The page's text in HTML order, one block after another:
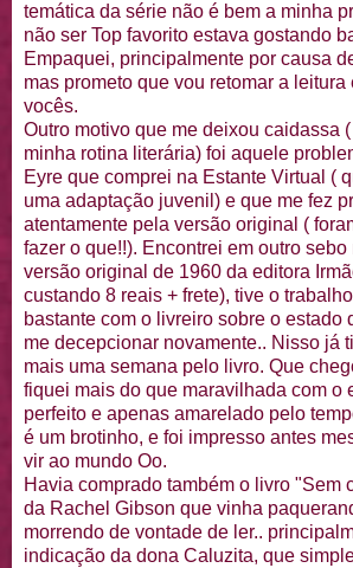
temática da série não é bem a minha
não ser Top favorito estava gostando
Empaquei, principalmente por causa
mas prometo que vou retomar a
vocês.
Outro motivo que me deixou caidassa
minha rotina literária) foi aquele
Eyre que comprei na Estante Virtual (
uma adaptação juvenil) e que me fez
atentamente pela versão original (
fazer o que!!). Encontrei em outro
versão original de 1960 da editora
custando 8 reais + frete), tive o
bastante com o livreiro sobre o estado
me decepcionar novamente.. Nisso já
mais uma semana pelo livro. Que
fiquei mais do que maravilhada com o
perfeito e apenas amarelado pelo
é um brotinho, e foi impresso antes
vir ao mundo Oo.
Havia comprado também o livro "Sem
da Rachel Gibson que vinha
morrendo de vontade de ler..
indicação da dona Caluzita, que